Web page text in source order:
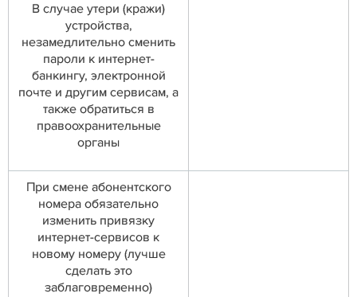
В случае утери (кражи)
устройства,
незамедлительно сменить
пароли к интернет-
банкингу, электронной
почте и другим сервисам, а
также обратиться в
правоохранительные
органы
При смене абонентского
номера обязательно
изменить привязку
интернет-сервисов к
новому номеру (лучше
сделать это
заблаговременно)